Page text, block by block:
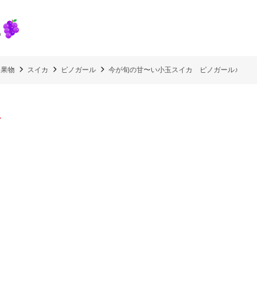
果物 スイカ ピノガール 今が旬の甘〜い小玉スイカ ピノガール♪